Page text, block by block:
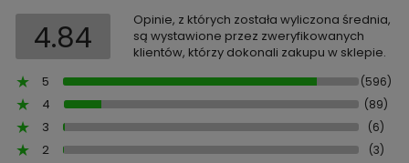
4.84
Opinie, z których została wyliczona średnia,
są wystawione przez zweryfikowanych
klientów, którzy dokonali zakupu w sklepie.
5
(596)
4 (89)
3 (6)
2 (3)